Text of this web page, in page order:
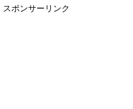
スポンサーリンク